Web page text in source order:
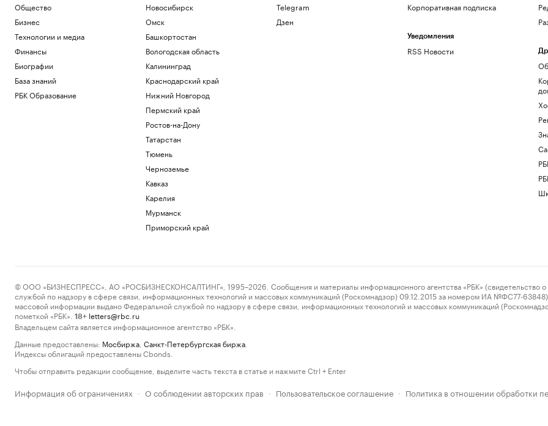
Общество
Бизнес
Технологии и медиа
Финансы
Биографии
База знаний
РБК Образование
Новосибирск
Омск
Башкортостан
Вологодская область
Калининград
Краснодарский край
Нижний Новгород
Пермский край
Ростов-на-Дону
Татарстан
Тюмень
Черноземье
Кавказ
Карелия
Мурманск
Приморский край
Telegram
Дзен
Корпоративная подписка
Уведомления
RSS Новости
© ООО «БИЗНЕСПРЕСС», АО «РОСБИЗНЕСКОНСАЛТИНГ», 1995–2026. Сообщения и материалы информационного агентства «РБК» (свидетельство о
службой по надзору в сфере связи, информационных технологий и массовых коммуникаций (Роскомнадзор) 09.12.2015 за номером ИА №ФС77-63848)
массовой информации выдано Федеральной службой по надзору в сфере связи, информационных технологий и массовых коммуникаций
пометкой «РБК».
18+ letters@rbc.ru
Владельцем сайта является информационное агентство «РБК».
Данные предоставлены: Мосбиржа Санкт-Петербургская биржа
Индексы облигаций предоставлены Cbonds.
Чтобы отправить редакции сообщение, выделите часть текста в статье и нажмите Ctrl + Enter
Информация об ограничениях · О соблюдении авторских прав · Пользовательское соглашение · Политика в отношении обработки